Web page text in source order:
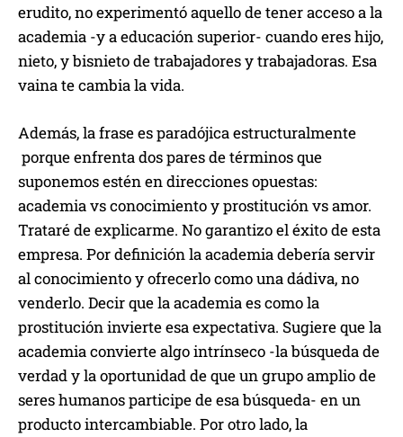
erudito, no experimentó aquello de tener acceso a la
academia -y a educación superior- cuando eres hijo,
nieto, y bisnieto de trabajadores y trabajadoras. Esa
vaina te cambia la vida.
Además, la frase es paradójica estructuralmente
porque enfrenta dos pares de términos que
suponemos estén en direcciones opuestas:
academia vs conocimiento y prostitución vs amor.
Trataré de explicarme. No garantizo el éxito de esta
empresa. Por definición la academia debería servir
al conocimiento y ofrecerlo como una dádiva, no
venderlo. Decir que la academia es como la
prostitución invierte esa expectativa. Sugiere que la
academia convierte algo intrínseco -la búsqueda de
verdad y la oportunidad de que un grupo amplio de
seres humanos participe de esa búsqueda- en un
producto intercambiable. Por otro lado, la